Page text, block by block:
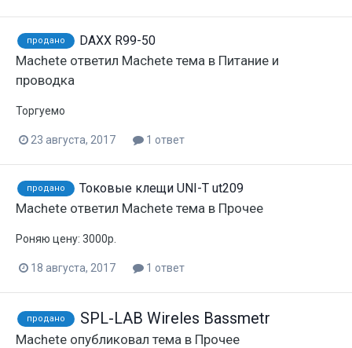
продано DAXX R99-50
Machete ответил Machete тема в Питание и
проводка
Торгуемо
23 августа, 2017 1 ответ
продано Токовые клещи UNI-T ut209
Machete ответил Machete тема в Прочее
Роняю цену: 3000р.
18 августа, 2017 1 ответ
продано SPL-LAB Wireles Bassmetr
Machete опубликовал тема в Прочее